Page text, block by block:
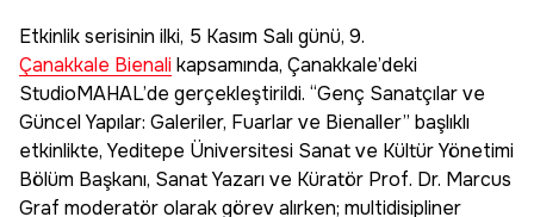
Etkinlik serisinin ilki, 5 Kasım Salı günü, 9.
Çanakkale Bienalikapsamında, Çanakkale’deki
StudioMAHAL’de gerçekleştirildi. “Genç Sanatçılar ve
Güncel Yapılar: Galeriler, Fuarlar ve Bienaller” başlıklı
etkinlikte, Yeditepe Üniversitesi Sanat ve Kültür Yönetimi
Bölüm Başkanı, Sanat Yazarı ve Küratör Prof. Dr. Marcus
Graf moderatör olarak görev alırken; multidisipliner